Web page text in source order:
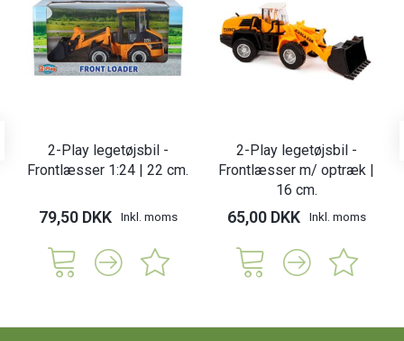
2-Play legetøjsbil -
Frontlæsser 1:24 | 22 cm.
79,50 DKK Inkl. moms
2-Play legetøjsbil -
Frontlæsser m/ optræk |
16 cm.
65,00 DKK Inkl. moms